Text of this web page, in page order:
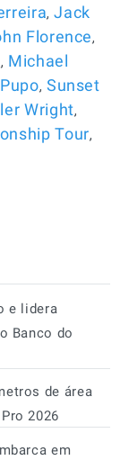
,Jack
Florence,
, Michael
, Sunset
Wright,
Tour,
e lidera
Banco do
de área
2026
em